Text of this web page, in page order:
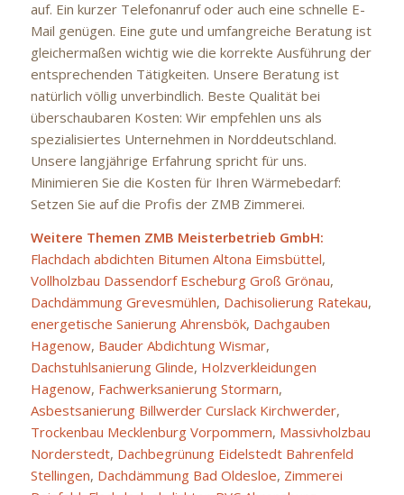
auf. Ein kurzer Telefonanruf oder auch eine schnelle E-
Mail genügen. Eine gute und umfangreiche Beratung ist
gleichermaßen wichtig wie die korrekte Ausführung der
entsprechenden Tätigkeiten. Unsere Beratung ist
natürlich völlig unverbindlich. Beste Qualität bei
überschaubaren Kosten: Wir empfehlen uns als
spezialisiertes Unternehmen in Norddeutschland.
Unsere langjährige Erfahrung spricht für uns.
Minimieren Sie die Kosten für Ihren Wärmebedarf:
Setzen Sie auf die Profis der ZMB Zimmerei.
Weitere Themen ZMB Meisterbetrieb GmbH:
Flachdach abdichten Bitumen Altona Eimsbüttel,
Vollholzbau Dassendorf Escheburg Groß Grönau,
Dachdämmung Grevesmühlen, Dachisolierung Ratekau,
energetische Sanierung Ahrensbök, Dachgauben
Hagenow, Bauder Abdichtung Wismar,
Dachstuhlsanierung Glinde, Holzverkleidungen
Hagenow, Fachwerksanierung Stormarn,
Asbestsanierung Billwerder Curslack Kirchwerder,
Trockenbau Mecklenburg Vorpommern, Massivholzbau
Norderstedt, Dachbegrünung Eidelstedt Bahrenfeld
Stellingen, Dachdämmung Bad Oldesloe, Zimmerei